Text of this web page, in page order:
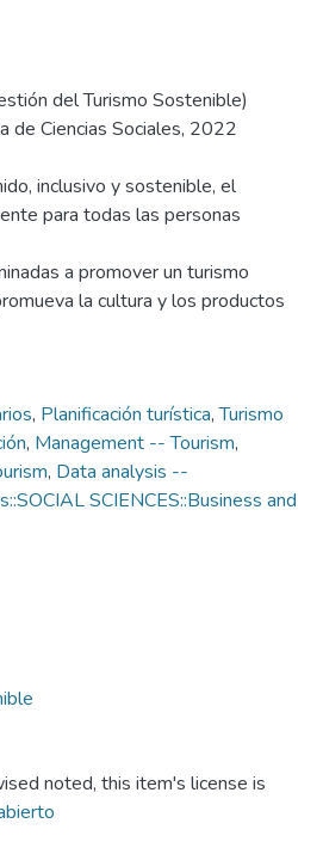
del Turismo Sostenible)
de Ciencias Sociales, 2022
inclusivo y sostenible, el
para todas las personas
a promover un turismo
la cultura y los productos
, Planificación turística,Turismo
, Management -- Tourism,
, Data analysis --
SCIENCES::Business and
noted, this item's license is